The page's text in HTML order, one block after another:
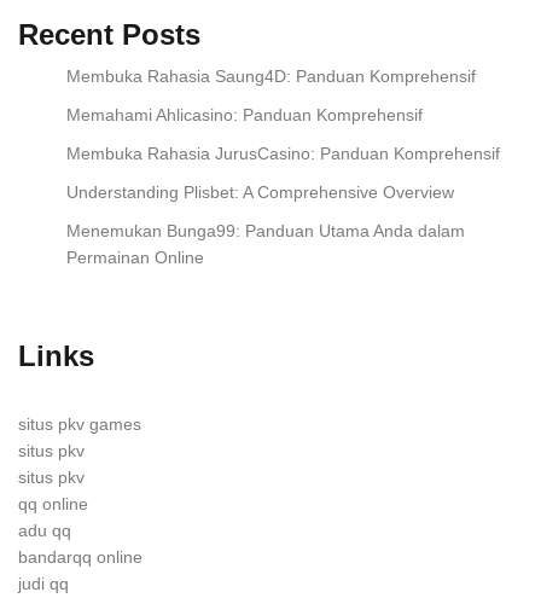
Recent Posts
Membuka Rahasia Saung4D: Panduan Komprehensif
Memahami Ahlicasino: Panduan Komprehensif
Membuka Rahasia JurusCasino: Panduan Komprehensif
Understanding Plisbet: A Comprehensive Overview
Menemukan Bunga99: Panduan Utama Anda dalam
Permainan Online
Links
situs pkv games
situs pkv
situs pkv
qq online
adu qq
bandarqq online
judi qq